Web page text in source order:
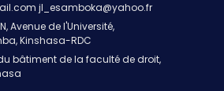
jl_esamboka@yahoo.fr
Avenue de l'Université,
Kinshasa-RDC
bâtiment de la faculté de droit,